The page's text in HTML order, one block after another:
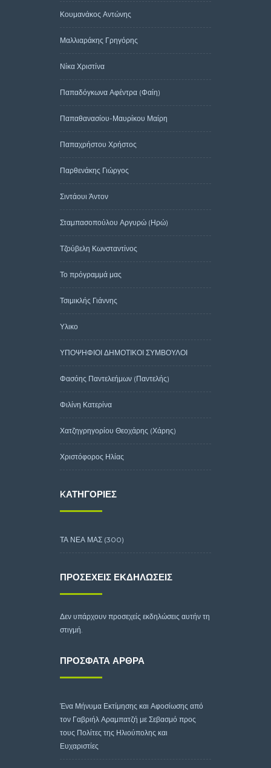
Κουμανάκος Αντώνης
Μαλλιαράκης Γρηγόρης
Νίκα Χριστίνα
Παπαδόγκωνα Αφέντρα (Φαίη)
Παπαθανασίου-Μαυρίκου Μαίρη
Παπαχρήστου Χρήστος
Παρθενάκης Γιώργος
Σιντάουι Άντον
Σταμπασοπούλου Αργυρώ (Ηρώ)
Τζούβελη Κωνσταντίνος
Το πρόγραμμά μας
Τσιμικλής Γιάννης
Υλικο
ΥΠΟΨΗΦΙΟΙ ΔΗΜΟΤΙΚΟΙ ΣΥΜΒΟΥΛΟΙ
Φασόης Παντελεήμων (Παντελής)
Φιλίνη Κατερίνα
Χατζηγρηγορίου Θεοχάρης (Χάρης)
Χριστόφορος Ηλίας
KΑΤΗΓΟΡΊΕΣ
ΤΑ ΝΕΑ ΜΑΣ (300)
ΠΡΟΣΕΧΕΊΣ ΕΚΔΗΛΏΣΕΙΣ
Δεν υπάρχουν προσεχείς εκδηλώσεις αυτήν τη
στιγμή.
ΠΡΌΣΦΑΤΑ ΆΡΘΡΑ
Ένα Μήνυμα Εκτίμησης και Αφοσίωσης από
τον Γαβριήλ Αραμπατζή με Σεβασμό προς
τους Πολίτες της Ηλιούπολης και
Ευχαριστίες